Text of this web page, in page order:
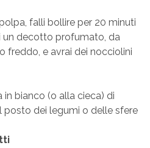
falli bollire per 20 minuti
un decotto profumato, da
freddo, e avrai dei nocciolini
in bianco (o alla cieca) di
posto dei legumi o delle sfere